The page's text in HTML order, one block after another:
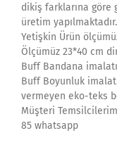
dikiş farklarına göre
üretim yapılmaktadır.
Yetişkin Ürün
Ölçümüz 23*40 cm
Buff Bandana
Buff Boyunluk
vermeyen eko-teks
Müşteri
85 whatsapp